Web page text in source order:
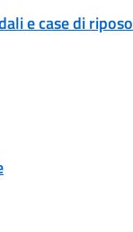
e case di riposo